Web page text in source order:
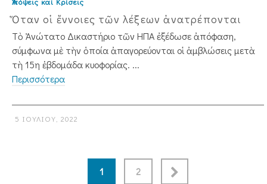
Ὅταν οἱ ἔννοιες τῶν λέξεων ἀνατρέπονται
Τὸ Ἀνώτατο Δικαστήριο τῶν ΗΠΑ ἐξέδωσε ἀπόφαση,
σύμφωνα μὲ τὴν ὁποία ἀπαγορεύονται οἱ ἀμβλώσεις μετὰ
τὴ 15η ἑβδομάδα κυοφορίας. ...
Περισσότερα
5 ΙΟΥΛΊΟΥ, 2022
1 2